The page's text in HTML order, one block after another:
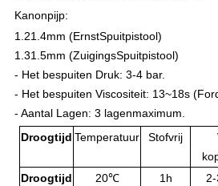
Kanonpijp:
1.21.4mm (ErnstSpuitpistool)
1.31.5mm (ZuigingsSpuitpistool)
- Het bespuiten Druk: 3-4 bar.
- Het bespuiten Viscositeit: 13~18s
- Aantal Lagen: 3 lagenmaximum.
Droogtijd Temperatuur Stofvrij
Droogtijd
20℃ 1h